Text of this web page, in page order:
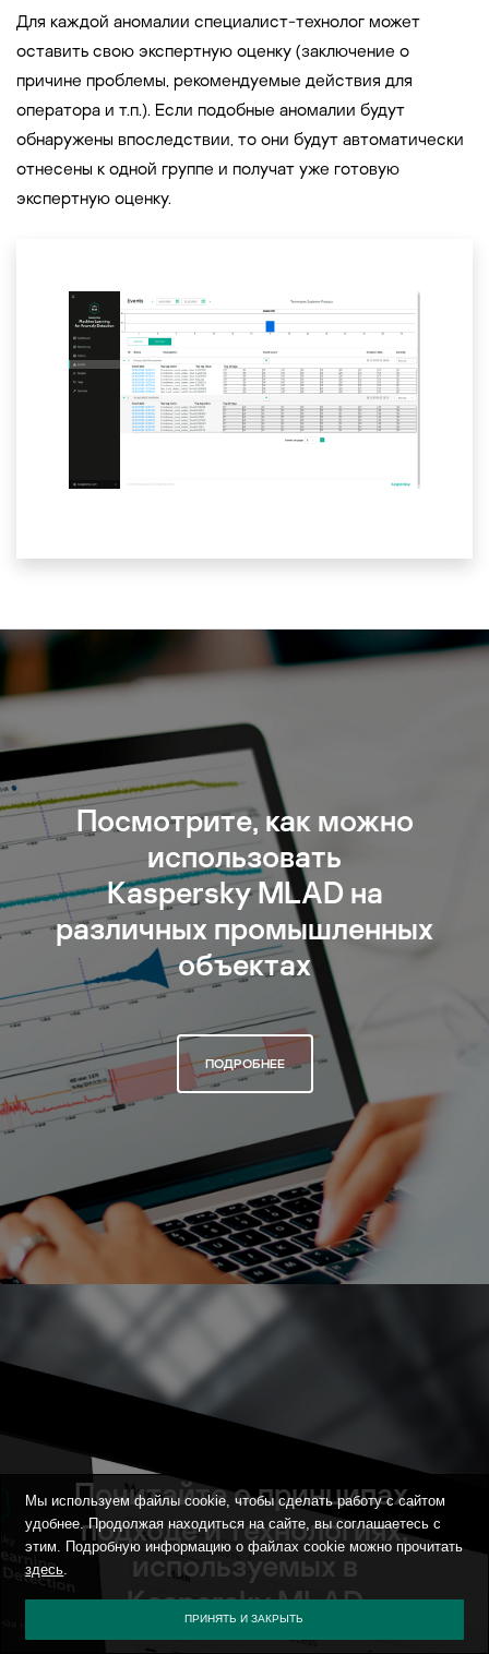
Для каждой аномалии специалист-технолог может
оставить свою экспертную оценку (заключение о
причине проблемы, рекомендуемые действия для
оператора и т.п.). Если подобные аномалии будут
обнаружены впоследствии, то они будут автоматически
отнесены к одной группе и получат уже готовую
экспертную оценку.
Посмотрите, как можно
использовать
Kaspersky MLAD на
различных промышленных
объектах
ПОДРОБНЕЕ
Почитайте о принципах,
подходе и технологиях,
используемых в
Kaspersky MLAD
Мы используем файлы cookie, чтобы сделать работу с сайтом
удобнее. Продолжая находиться на сайте, вы соглашаетесь с
этим. Подробную информацию о файлах cookie можно прочитать
здесь.
ПРИНЯТЬ И ЗАКРЫТЬ